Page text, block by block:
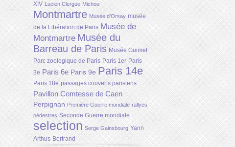
XIV Lucien Clergue Michou
Montmartre Musée d'Orsay musée
de la Libération de Paris Musée de
Montmartre Musée du
Barreau de Paris Musée Guimet
Parc zoologique de Paris Paris 1er Paris
3e Paris 6e Paris 9e Paris 14e
Paris 18e passages couverts parisiens
Pavillon Comtesse de Caen
Perpignan Première Guerre mondiale rallyes
pédestres Seconde Guerre mondiale
selection Serge Gainsbourg Yann
Arthus-Bertrand